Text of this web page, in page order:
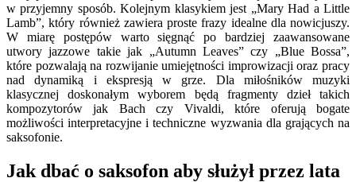
w przyjemny sposób. Kolejnym klasykiem jest „Mary Had a Little
Lamb”, który również zawiera proste frazy idealne dla nowicjuszy.
W miarę postępów warto sięgnąć po bardziej zaawansowane
utwory jazzowe takie jak „Autumn Leaves” czy „Blue Bossa”,
które pozwalają na rozwijanie umiejętności improwizacji oraz pracy
nad dynamiką i ekspresją w grze. Dla miłośników muzyki
klasycznej doskonałym wyborem będą fragmenty dzieł takich
kompozytorów jak Bach czy Vivaldi, które oferują bogate
możliwości interpretacyjne i techniczne wyzwania dla grających na
saksofonie.
Jak dbać o saksofon aby służył przez lata